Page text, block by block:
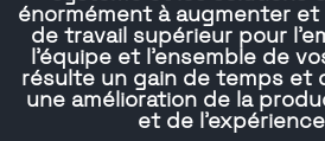
énormément à augmenter
de travail supérieur pour
l'équipe et l'ensemble de
résulte un gain de temps et
une amélioration de la
et de